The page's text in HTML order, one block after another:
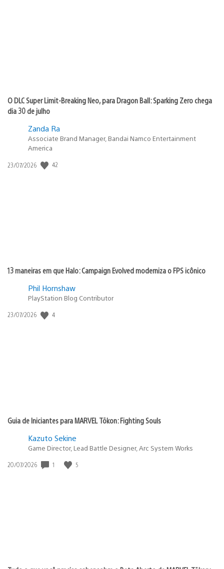
O DLC Super Limit-Breaking Neo, para Dragon Ball: Sparking Zero chega
dia 30 de julho
Zanda Ra
Associate Brand Manager, Bandai Namco Entertainment
America
Data
23/07/2026 42
13 maneiras em que Halo: Campaign Evolved moderniza o FPS icônico
Phil Hornshaw
PlayStation Blog Contributor
Data
23/07/2026 4
Guia de Iniciantes para MARVEL Tōkon: Fighting Souls
Kazuto Sekine
Game Director, Lead Battle Designer, Arc System Works
Data
20/07/2026 1 5